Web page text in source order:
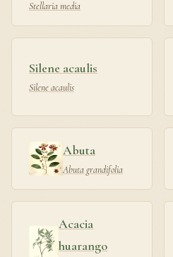
Stellaria media
Silene acaulis
Silene acaulis
Abuta
Abuta grandifolia
Acacia
huarango